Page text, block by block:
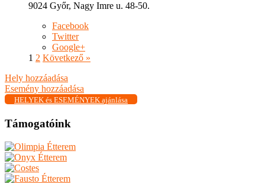
9024 Győr, Nagy Imre u. 48-50.
Facebook
Twitter
Google+
1 2 Következő »
Hely hozzáadása
Esemény hozzáadása
HELYEK és ESEMÉNYEK ajánlása
Támogatóink